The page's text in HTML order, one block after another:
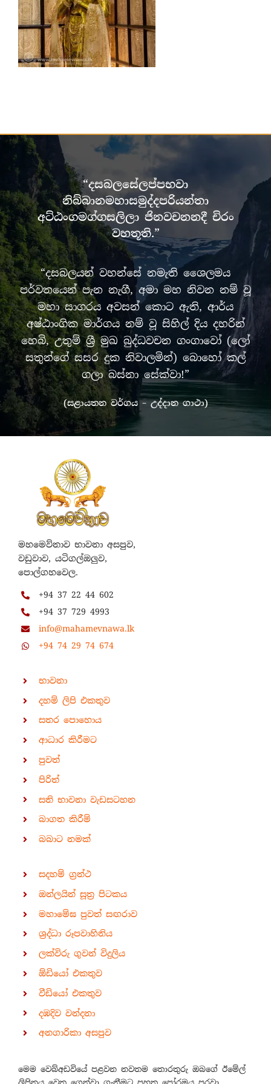
“දසබලසේලප්පභවා
නිබ්බානමහාසමුද්දපරියන්තා
අට්ඨංගමග්ගසලිලා ජිනවචනනදී චිරං
වහතූති.”
“දසබලයන් වහන්සේ නමැති ශෛලමය
පර්වතයෙන් පැන නැගී, අමා මහ නිවන නම් වූ
මහා සාගරය අවසන් කොට ඇති, ආර්ය
අෂ්ඨාංගික මාර්ගය නම් වූ සිහිල් දිය දහරින්
හෙබි, උතුම් ශ්‍රී මුඛ බුද්ධවචන ගංගාවෝ (ලෝ
සතුන්ගේ සසර දුක නිවාලමින්) බොහෝ කල්
ගලා බස්නා සේක්වා!”
(සළායතන වර්ගය – උද්දාන ගාථා)
මහමෙව්නාව භාවනා අසපුව,
වඩුවාව, යටිගල්ඔලුව,
පොල්ගහවෙල.
+94 37 22 44 602
+94 37 729 4993
info@mahamevnawa.lk
+94 74 29 74 674
භාවනා
දහම් ලිපි එකතුව
සතර පොහොය
ආධාර කිරීමට
පුවත්
පිරිත්
සති භාවනා වැඩසටහන
බාගත කිරීම්
බබාට නමක්
සදහම් ග්‍රන්ථ
ඔන්ලයින් සූත්‍ර පිටකය
මහාමේඝ පුවත් සඟරාව
ශ්‍රද්ධා රූපවාහිනිය
ලක්විරු ගුවන් විදුලිය
ඕඩියෝ එකතුව
වීඩියෝ එකතුව
දඹදිව වන්දනා
අනගාරිකා අසපුව
මෙම වෙබ්අඩවියේ පළවන නවතම තොරතුරු ඔබගේ ඊමේල්